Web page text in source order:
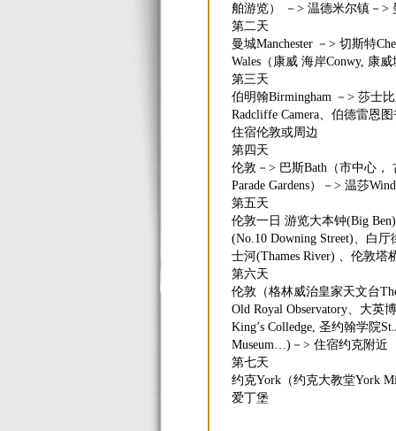
舶游览） －> 温德米尔镇－>
第二天
曼城Manchester －> 切斯特
Wales（康威 海岸Conwy, 康
第三天
伯明翰Birmingham －> 莎士
Radcliffe Camera、伯德雷恩
住宿伦敦或周边
第四天
伦敦－> 巴斯Bath（市中心，
Parade Gardens）－> 温莎
第五天
伦敦一日 游览大本钟(Big
(No.10 Downing Street)、白厅
士河(Thames River) 、伦敦塔
第六天
伦敦（格林威治皇家天文台
Old Royal Observatory、大英
King’s Colledge, 圣约翰学院
Museum…)－> 住宿约克附近
第七天
约克York（约克大教堂York
爱丁堡